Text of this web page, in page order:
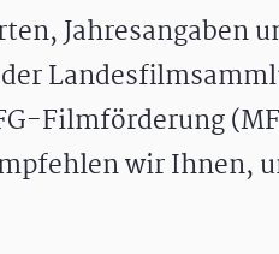
Jahresangaben
Filmförderung
wir Ihnen,